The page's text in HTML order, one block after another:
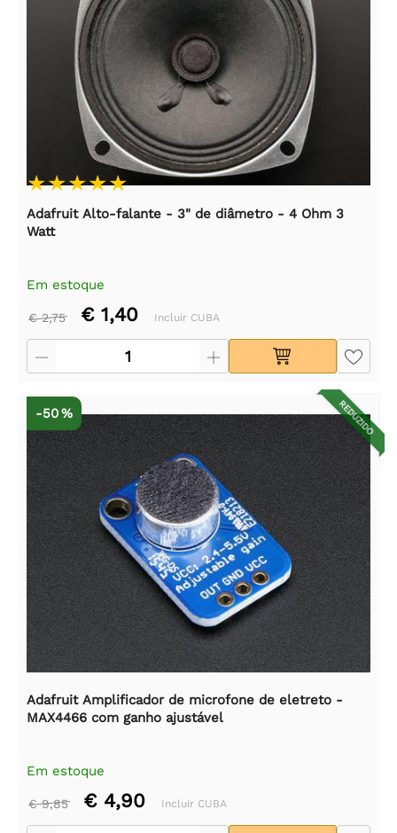
Adafruit Alto-falante - 3" de diâmetro - 4 Ohm 3
Watt
Em estoque
€ 2,75 € 1,40 Incluir CUBA
REDUZIDO
-50 %
Adafruit Amplificador de microfone de eletreto -
MAX4466 com ganho ajustável
Em estoque
€ 9,85 € 4,90 Incluir CUBA